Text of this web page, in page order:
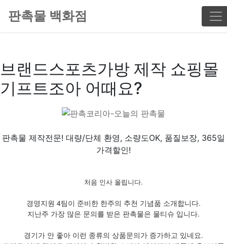
판촉물 백화점
브랜드스포츠가방 제작 쇼핑몰
기프트조아 어때요?
판촉물 제작전문! 대량/단체 환영, 소량도OK, 품질보장, 365일
가격할인!
처음 인사 올립니다.
경영지원 4팀이 준비한 한주의 추천 기념품 소개합니다.
지난주 가장 많은 문의를 받은 판촉물은 물티슈 입니다.
경기가 안 좋아 이런 종류의 상품문의가 증가하고 있네요.